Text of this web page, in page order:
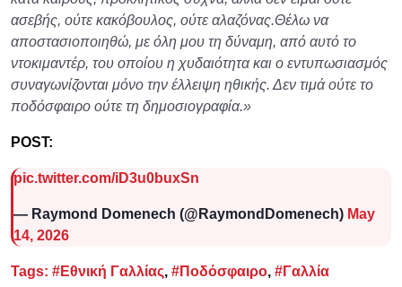
ασεβής, ούτε κακόβουλος, ούτε αλαζόνας.Θέλω να
αποστασιοποιηθώ, με όλη μου τη δύναμη, από αυτό το
ντοκιμαντέρ, του οποίου η χυδαιότητα και ο εντυπωσιασμός
συναγωνίζονται μόνο την έλλειψη ηθικής. Δεν τιμά ούτε το
ποδόσφαιρο ούτε τη δημοσιογραφία.»
POST:
pic.twitter.com/iD3u0buxSn
— Raymond Domenech (@RaymondDomenech) May
14, 2026
Tags: #Εθνική Γαλλίας, #Ποδόσφαιρο, #Γαλλία